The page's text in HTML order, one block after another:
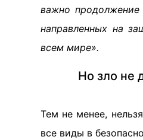
важно
направленных на
всем мире».
Но зло не
Тем не менее,
все виды в